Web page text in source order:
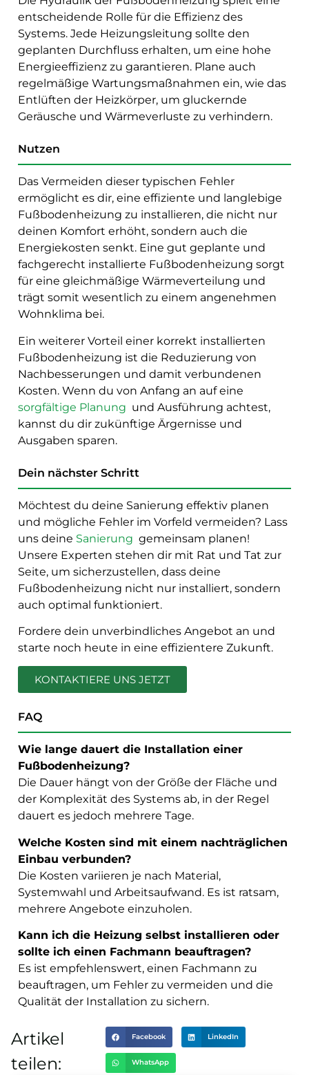
entscheidende Rolle für die Effizienz des
Systems. Jede Heizungsleitung sollte den
geplanten Durchfluss erhalten, um eine hohe
Energieeffizienz zu garantieren. Plane auch
regelmäßige Wartungsmaßnahmen ein, wie das
Entlüften der Heizkörper, um gluckernde
Geräusche und Wärmeverluste zu verhindern.
Nutzen
Das Vermeiden dieser typischen Fehler
ermöglicht es dir, eine effiziente und langlebige
Fußbodenheizung zu installieren, die nicht nur
deinen Komfort erhöht, sondern auch die
Energiekosten senkt. Eine gut geplante und
fachgerecht installierte Fußbodenheizung sorgt
für eine gleichmäßige Wärmeverteilung und
trägt somit wesentlich zu einem angenehmen
Wohnklima bei.
Ein weiterer Vorteil einer korrekt installierten
Fußbodenheizung ist die Reduzierung von
Nachbesserungen und damit verbundenen
Kosten. Wenn du von Anfang an auf eine
sorgfältige Planung und Ausführung achtest,
kannst du dir zukünftige Ärgernisse und
Ausgaben sparen.
Dein nächster Schritt
Möchtest du deine Sanierung effektiv planen
und mögliche Fehler im Vorfeld vermeiden? Lass
uns deine Sanierung gemeinsam planen!
Unsere Experten stehen dir mit Rat und Tat zur
Seite, um sicherzustellen, dass deine
Fußbodenheizung nicht nur installiert, sondern
auch optimal funktioniert.
Fordere dein unverbindliches Angebot an und
starte noch heute in eine effizientere Zukunft.
KONTAKTIERE UNS JETZT
FAQ
Wie lange dauert die Installation einer
Fußbodenheizung?
Die Dauer hängt von der Größe der Fläche und
der Komplexität des Systems ab, in der Regel
dauert es jedoch mehrere Tage.
Welche Kosten sind mit einem nachträglichen
Einbau verbunden?
Die Kosten variieren je nach Material,
Systemwahl und Arbeitsaufwand. Es ist ratsam,
mehrere Angebote einzuholen.
Kann ich die Heizung selbst installieren oder
sollte ich einen Fachmann beauftragen?
Es ist empfehlenswert, einen Fachmann zu
beauftragen, um Fehler zu vermeiden und die
Qualität der Installation zu sichern.
Artikel
teilen:
Facebook LinkedIn
WhatsApp